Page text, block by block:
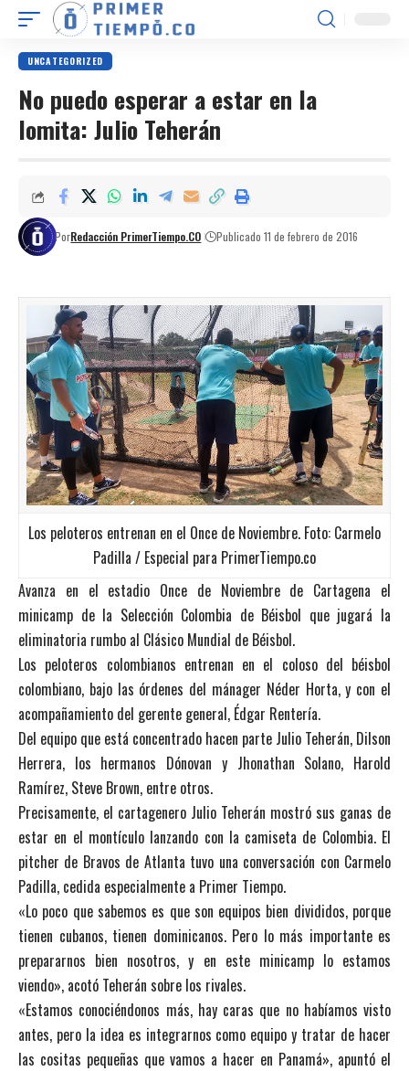
UNCATEGORIZED
No puedo esperar a estar en la
lomita: Julio Teherán
PorRedacción PrimerTiempo.CO Publicado 11 de febrero de 2016
Los peloteros entrenan en el Once de Noviembre. Foto: Carmelo
Padilla / Especial para PrimerTiempo.co
Avanza en el estadio Once de Noviembre de Cartagena el
minicamp de la Selección Colombia de Béisbol que jugará la
eliminatoria rumbo al Clásico Mundial de Béisbol.
Los peloteros colombianos entrenan en el coloso del béisbol
colombiano, bajo las órdenes del mánager Néder Horta, y con el
acompañamiento del gerente general, Édgar Rentería.
Del equipo que está concentrado hacen parte Julio Teherán, Dilson
Herrera, los hermanos Dónovan y Jhonathan Solano, Harold
Ramírez, Steve Brown, entre otros.
Precisamente, el cartagenero Julio Teherán mostró sus ganas de
estar en el montículo lanzando con la camiseta de Colombia. El
pitcher de Bravos de Atlanta tuvo una conversación con Carmelo
Padilla, cedida especialmente a Primer Tiempo.
«Lo poco que sabemos es que son equipos bien divididos, porque
tienen cubanos, tienen dominicanos. Pero lo más importante es
prepararnos bien nosotros, y en este minicamp lo estamos
viendo», acotó Teherán sobre los rivales.
«Estamos conociéndonos más, hay caras que no habíamos visto
antes, pero la idea es integrarnos como equipo y tratar de hacer
las cositas pequeñas que vamos a hacer en Panamá», apuntó el